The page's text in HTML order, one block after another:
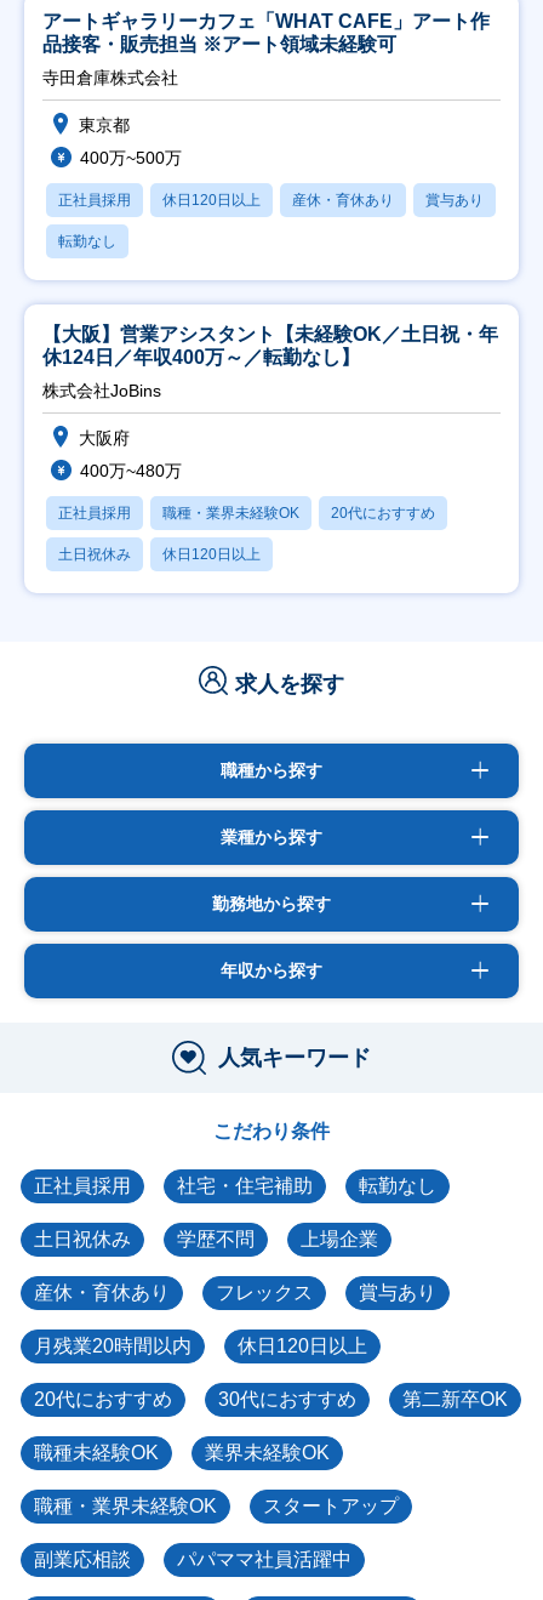
アートギャラリーカフェ「WHAT CAFE」アート作
品接客・販売担当 ※アート領域未経験可
寺田倉庫株式会社
東京都
400万~500万
正社員採用 休日120日以上 産休・育休あり 賞与あり
転勤なし
【大阪】営業アシスタント【未経験OK／土日祝・年
休124日／年収400万～／転勤なし】
株式会社JoBins
大阪府
400万~480万
正社員採用 職種・業界未経験OK 20代におすすめ
土日祝休み 休日120日以上
求人を探す
職種から探す
業種から探す
勤務地から探す
年収から探す
人気キーワード
こだわり条件
正社員採用 社宅・住宅補助 転勤なし
土日祝休み 学歴不問 上場企業
産休・育休あり フレックス 賞与あり
月残業20時間以内 休日120日以上
20代におすすめ 30代におすすめ 第二新卒OK
職種未経験OK 業界未経験OK
職種・業界未経験OK スタートアップ
副業応相談 パパママ社員活躍中